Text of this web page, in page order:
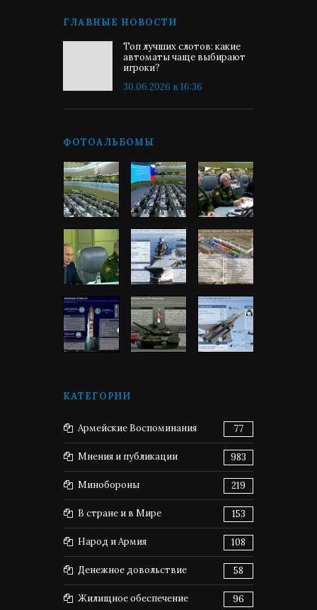
ГЛАВНЫЕ НОВОСТИ
Топ лучших слотов: какие
автоматы чаще выбирают
игроки?
30.06.2026 в 16:36
ФОТОАЛЬБОМЫ
КАТЕГОРИИ
Армейские Воспоминания 77
Мнения и публикации 983
Минобороны 219
В стране и в Мире 153
Народ и Армия 108
Денежное довольствие 58
Жилищное обеспечение 96